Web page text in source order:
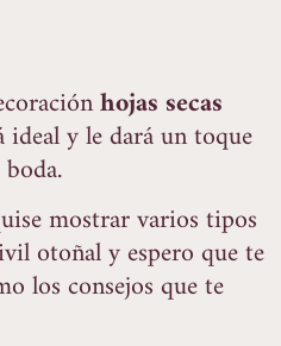
hojas secas
ideal y le dará un toque
mostrar varios tipos
otoñal y espero que te
los consejos que te